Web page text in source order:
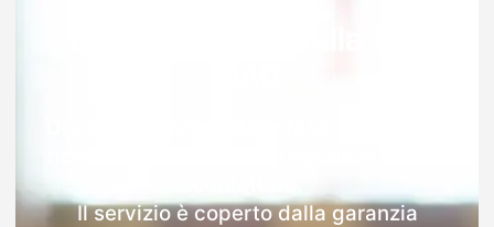
Il servizio è coperto dalla garanzia